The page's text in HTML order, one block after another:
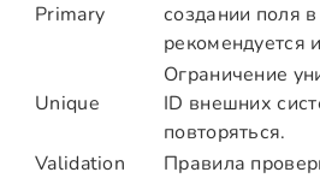
Primary
создании поля
рекомендуется
Unique
Ограничение
ID внешних
повторяться.
Validation
Правила